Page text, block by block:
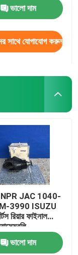
ভালো দাম
সাথে যোগাযোগ করুন
JAC 1040-
3990 ISUZU
রিয়ার ফাইনাল
ভালো দাম